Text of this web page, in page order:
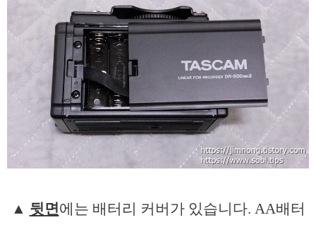
▲ 뒷면에는 배터리 커버가 있습니다. AA배터